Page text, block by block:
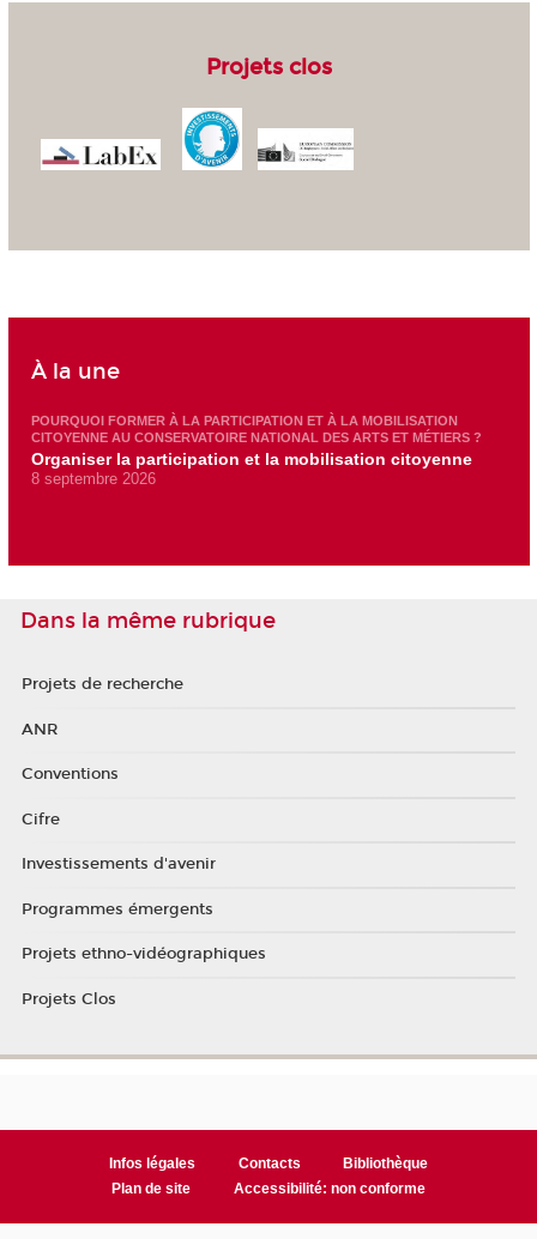
Projets clos
À la une
POURQUOI FORMER À LA PARTICIPATION ET À LA MOBILISATION
CITOYENNE AU CONSERVATOIRE NATIONAL DES ARTS ET MÉTIERS ?
Organiser la participation et la mobilisation citoyenne
8 septembre 2026
Dans la même rubrique
Projets de recherche
ANR
Conventions
Cifre
Investissements d'avenir
Programmes émergents
Projets ethno-vidéographiques
Projets Clos
Infos légales Contacts
Bibliothèque
Plan de site
Accessibilité: non conforme